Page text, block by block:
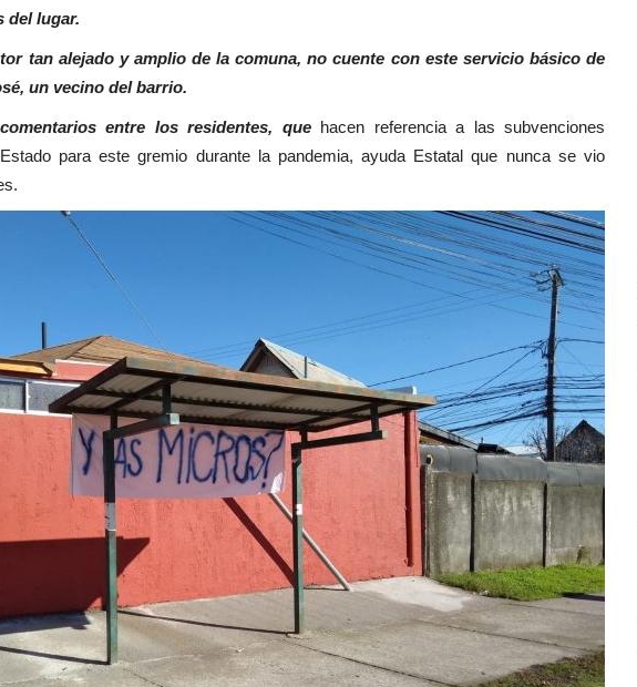
del lugar.
tan alejado y amplio de la comuna, no cuente con este servicio básico de
un vecino del barrio.
entre los residentes, que hacen referencia a las subvenciones
para este gremio durante la pandemia, ayuda Estatal que nunca se vio
de Talca fija
reemplazar al fiscal regional, Julio
(VIDEO) Prisión preventiva para dos
imputados por crimen...
Mayo 18, 2026
Los hechos ocurrieron en abril del año pasado en la vía
pública